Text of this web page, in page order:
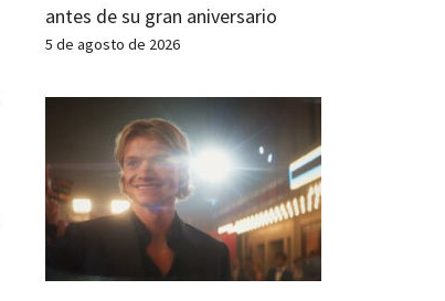
antes de su gran aniversario
5 de agosto de 2026